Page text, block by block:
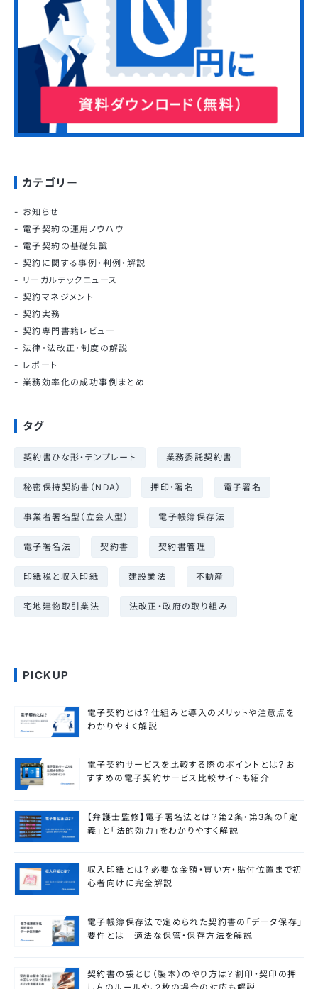
カテゴリー
お知らせ
電子契約の運用ノウハウ
電子契約の基礎知識
契約に関する事例・判例・解説
リーガルテックニュース
契約マネジメント
契約実務
契約専門書籍レビュー
法律・法改正・制度の解説
レポート
業務効率化の成功事例まとめ
タグ
契約書ひな形・テンプレート 業務委託契約書
秘密保持契約書（NDA） 押印・署名 電子署名
事業者署名型（立会人型） 電子帳簿保存法
電子署名法 契約書 契約書管理
印紙税と収入印紙 建設業法 不動産
宅地建物取引業法 法改正・政府の取り組み
PICKUP
電子契約とは？仕組みと導入のメリットや注意点を
わかりやすく解説
電子契約サービスを比較する際のポイントとは？お
すすめの電子契約サービス比較サイトも紹介
【弁護士監修】電子署名法とは？第2条・第3条の「定
義」と「法的効力」をわかりやすく解説
収入印紙とは？必要な金額・買い方・貼付位置まで初
心者向けに完全解説
電子帳簿保存法で定められた契約書の「データ保存」
要件とは 適法な保管・保存方法を解説
契約書の袋とじ（製本）のやり方は？割印・契印の押